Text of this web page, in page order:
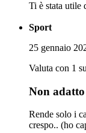
Ti è stata utile
Sport
25 gennaio
Valuta con 1
Non
Rende solo i
crespo.. (ho